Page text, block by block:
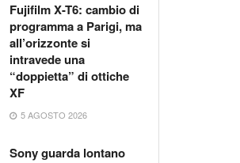
Fujifilm X-T6: cambio di
programma a Parigi, ma
all’orizzonte si
intravede una
“doppietta” di ottiche
XF
5 AGOSTO 2026
Sony guarda lontano